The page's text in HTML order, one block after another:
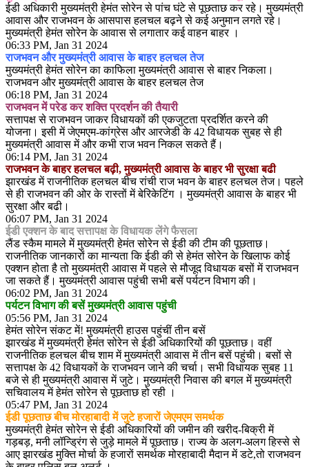
ईडी अधिकारी मुख्यमंत्री हेमंत सोरेन से पांच घंटे से पूछताछ कर रहे। मुख्यमंत्री
आवास और राजभवन के आसपास हलचल बढ़ने से कई अनुमान लगते रहे।
मुख्यमंत्री हेमंत सोरेन के आवास से लगातार कई वाहन बाहर ।
06:33 PM, Jan 31 2024
राजभवन और मुख्यमंत्री आवास के बाहर हलचल तेज
मुख्यमंत्री हेमंत सोरेन का काफिला मुख्यमंत्री आवास से बाहर निकला।
राजभवन और मुख्यमंत्री आवास के बाहर हलचल तेज
06:18 PM, Jan 31 2024
राजभवन में परेड कर शक्ति प्रदर्शन की तैयारी
सत्तापक्ष से राजभवन जाकर विधायकों की एकजुटता प्रदर्शित करने की
योजना। इसी में जेएमएम-कांग्रेस और आरजेडी के 42 विधायक सुबह से ही
मुख्यमंत्री आवास में और कभी राज भवन निकल सकते हैं।
06:14 PM, Jan 31 2024
राजभवन के बाहर हलचल बढ़ी, मुख्यमंत्री आवास के बाहर भी सुरक्षा बढी
झारखंड में राजनीतिक हलचल बीच रांची राज भवन के बाहर हलचल तेज। पहले
से ही राजभवन की ओर के रास्तों में बेरिकेटिंग । मुख्यमंत्री आवास के बाहर भी
सुरक्षा और बढी।
06:07 PM, Jan 31 2024
ईडी एक्शन के बाद सत्तापक्ष के विधायक लेंगे फैसला
लैंड स्कैम मामले में मुख्यमंत्री हेमंत सोरेन से ईडी की टीम की पूछताछ।
राजनीतिक जानकारों का मान्यता कि ईडी की से हेमंत सोरेन के खिलाफ कोई
एक्शन होता है तो मुख्यमंत्री आवास में पहले से मौजूद विधायक बसों में राजभवन
जा सकते हैं। मुख्यमंत्री आवास पहुंची सभी बसें पर्यटन विभाग की।
06:02 PM, Jan 31 2024
पर्यटन विभाग की बसें मुख्यमंत्री आवास पहुंची
05:56 PM, Jan 31 2024
हेमंत सोरेन संकट में! मुख्यमंत्री हाउस पहुंचीं तीन बसें
झारखंड में मुख्यमंत्री हेमंत सोरेन से ईडी अधिकारियों की पूछताछ। वहीं
राजनीतिक हलचल बीच शाम में मुख्यमंत्री आवास में तीन बसें पहुंची। बसों से
सत्तापक्ष के 42 विधायकों के राजभवन जाने की चर्चा। सभी विधायक सुबह 11
बजे से ही मुख्यमंत्री आवास में जुटे। मुख्यमंत्री निवास की बगल में मुख्यमंत्री
सचिवालय में हेमंत सोरेन से पूछताछ हो रही ।
05:47 PM, Jan 31 2024
ईडी पूछताछ बीच मोरहाबादी में जुटे हजारों जेएमएम समर्थक
मुख्यमंत्री हेमंत सोरेन से ईडी अधिकारियों की जमीन की खरीद-बिक्री में
गड़बड़, मनी लॉन्ड्रिंग से जुड़े मामले में पूछताछ। राज्य के अलग-अलग हिस्से से
आए झारखंड मुक्ति मोर्चा के हजारों समर्थक मोरहाबादी मैदान में डटे,तो राजभवन